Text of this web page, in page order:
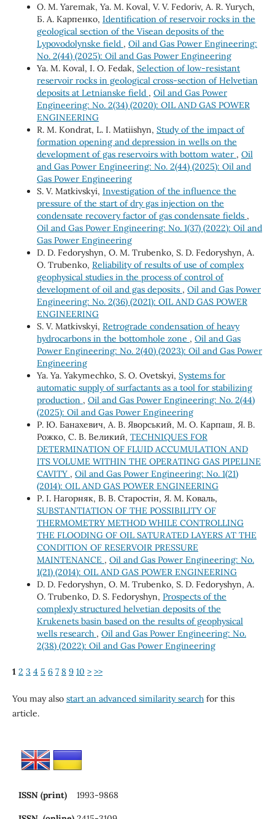
О. М. Yaremak, Ya. М. Koval, V. V. Fedoriv, А. R. Yurych,
Б. А. Карпенко, Identification of reservoir rocks in the
geological section of the Visean deposits of the
Lypovodolynske field , Oil and Gas Power Engineering:
No. 2(44) (2025): Oil and Gas Power Engineering
Ya. М. Koval, І. О. Fedak, Selection of low-resistant
reservoir rocks in geological cross-section of Helvetian
deposits at Letnianske field , Oil and Gas Power
Engineering: No. 2(34) (2020): OIL AND GAS POWER
ENGINEERING
R. М. Kondrat, L. І. Matiishyn, Study of the impact of
formation opening and depression in wells on the
development of gas reservoirs with bottom water , Oil
and Gas Power Engineering: No. 2(44) (2025): Oil and
Gas Power Engineering
S. V. Matkivskyi, Investigation of the influence the
pressure of the start of dry gas injection on the
condensate recovery factor of gas condensate fields ,
Oil and Gas Power Engineering: No. 1(37) (2022): Oil and
Gas Power Engineering
D. D. Fedoryshyn, О. М. Trubenko, S. D. Fedoryshyn, А.
О. Trubenko, Reliability of results of use of complex
geophysical studies in the process of control of
development of oil and gas deposits , Oil and Gas Power
Engineering: No. 2(36) (2021): OIL AND GAS POWER
ENGINEERING
S. V. Matkivskyi, Retrograde condensation of heavy
hydrocarbons in the bottomhole zone , Oil and Gas
Power Engineering: No. 2(40) (2023): Oil and Gas Power
Engineering
Ya. Ya. Yakymechko, S. О. Ovetskyi, Systems for
automatic supply of surfactants as a tool for stabilizing
production , Oil and Gas Power Engineering: No. 2(44)
(2025): Oil and Gas Power Engineering
Р. Ю. Банахевич, А. В. Яворський, М. О. Карпаш, Я. В.
Рожко, С. В. Великий, TECHNIQUES FOR
DETERMINATION OF FLUID ACCUMULATION AND
ITS VOLUME WITHIN THE OPERATING GAS PIPELINE
CAVITY , Oil and Gas Power Engineering: No. 1(21)
(2014): OIL AND GAS POWER ENGINEERING
Р. І. Нагорняк, В. В. Старостін, Я. М. Коваль,
SUBSTANTIATION OF THE POSSIBILITY OF
THERMOMETRY METHOD WHILE CONTROLLING
THE FLOODING OF OIL SATURATED LAYERS AT THE
CONDITION OF RESERVOIR PRESSURE
MAINTENANCE , Oil and Gas Power Engineering: No.
1(21) (2014): OIL AND GAS POWER ENGINEERING
D. D. Fedoryshyn, O. M. Trubenko, S. D. Fedoryshyn, A.
O. Trubenko, D. S. Fedoryshyn, Prospects of the
complexly structured helvetian deposits of the
Krukenets basin based on the results of geophysical
wells research , Oil and Gas Power Engineering: No.
2(38) (2022): Oil and Gas Power Engineering
1 2 3 4 5 6 7 8 9 10 > >>
You may also start an advanced similarity searchfor this
article.
ISSN (print) 1993-9868